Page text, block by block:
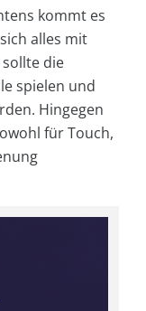
kommt es
alles mit
die
spielen und
Hingegen
für Touch,